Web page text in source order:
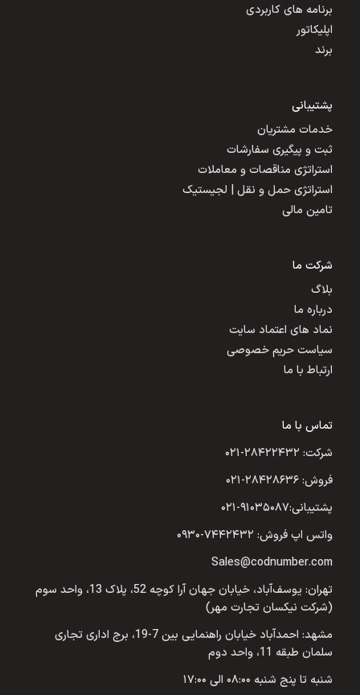
برنامه های کاربردی
اپلیکاتور
برند
پشتیبانی
خدمات مشتریان
ثبت و پیگیری سفارشات
استراتژی مناقصات و معاملات
استراتژی حمل و نقل | لجیستیک
تامین مالی
شرکت ما
بلاگ
درباره ما
نماد های اعتماد سایت
سیاست حریم خصوصی
ارتباط با ما
تماس با ما
شرکت: ۲۸۴۲۲۴۳۲-۰۲۱
فروش: ۲۸۴۲۸۶۳۶-۰۲۱
پشتیبانی:۹۱۰۳۵۰۸۷-۰۲۱
واتس اپ فروش: ۷۴۴۲۴۳۲-۰۹۳۰
Sales@codnumber.com
تهران: یوسف‌آباد، خیابان جهان آرا کوچه 52، پلاک 13، واحد سوم
(شرکت نیکسان تجارت مهر)
مشهد: احمدآباد خیابان راهنمایی بین 7-19، برج اداری تجاری
سلمان طبقه 11، واحد دوم
شنبه تا پنج شنبه ۰۸:۰۰ الی ۱۷:۰۰